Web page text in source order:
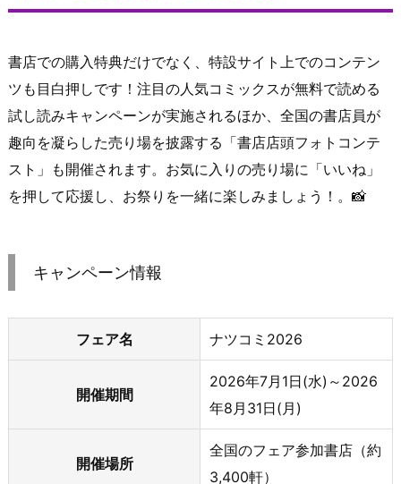
書店での購入特典だけでなく、特設サイト上でのコンテン
ツも目白押しです！注目の人気コミックスが無料で読める
試し読みキャンペーンが実施されるほか、全国の書店員が
趣向を凝らした売り場を披露する「書店店頭フォトコンテ
スト」も開催されます。お気に入りの売り場に「いいね」
を押して応援し、お祭りを一緒に楽しみましょう！。📸
キャンペーン情報
フェア名 ナツコミ2026
開催期間
2026年7月1日(水)～2026
年8月31日(月)
開催場所
全国のフェア参加書店（約
3,400軒）